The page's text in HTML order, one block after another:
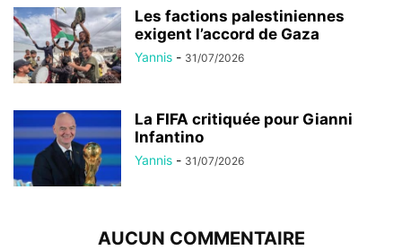
Les factions palestiniennes
exigent l’accord de Gaza
Yannis - 31/07/2026
La FIFA critiquée pour Gianni
Infantino
Yannis - 31/07/2026
AUCUN COMMENTAIRE